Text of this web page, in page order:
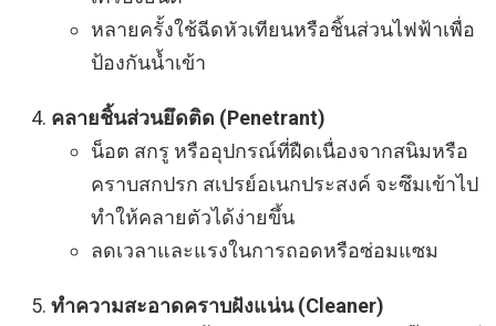
หลายครั้งใช้ฉีดหัวเทียนหรือชิ้นส่วนไฟฟ้าเพื่อ
ป้องกันน้ำเข้า
คลายชิ้นส่วนยึดติด (Penetrant)
น็อต สกรู หรืออุปกรณ์ที่ฝืดเนื่องจากสนิมหรือ
คราบสกปรก สเปรย์อเนกประสงค์ จะซึมเข้าไป
ทำให้คลายตัวได้ง่ายขึ้น
ลดเวลาและแรงในการถอดหรือซ่อมแซม
ทำความสะอาดคราบฝังแน่น (Cleaner)